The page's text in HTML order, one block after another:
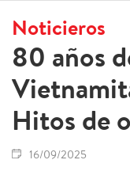
Noticieros
80 años
Hitos de
16/09/2025